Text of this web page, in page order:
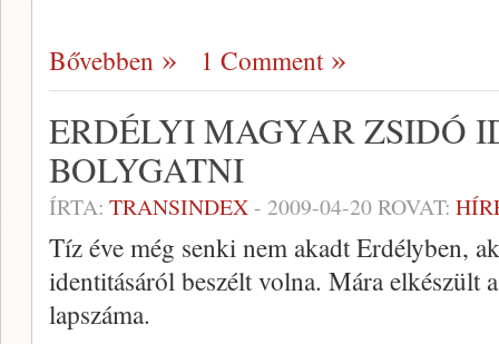
Bővebben 1 Comment
ERDÉLYI MAGYAR ZSIDÓ
BOLYGATNI
ÍRTA: TRANSINDEX- 2009-04-20ROVAT:
Tíz éve még senki nem akadt Erdélyben,
identitásáról beszélt volna. Mára elkészült
lapszáma.